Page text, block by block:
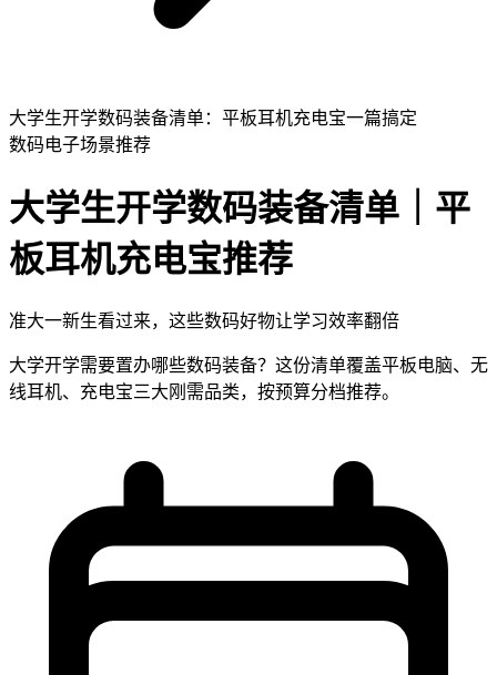
大学生开学数码装备清单：平板耳机充电宝一篇搞定
数码电子场景推荐
大学生开学数码装备清单｜平
板耳机充电宝推荐
准大一新生看过来，这些数码好物让学习效率翻倍
大学开学需要置办哪些数码装备？这份清单覆盖平板电脑、无
线耳机、充电宝三大刚需品类，按预算分档推荐。